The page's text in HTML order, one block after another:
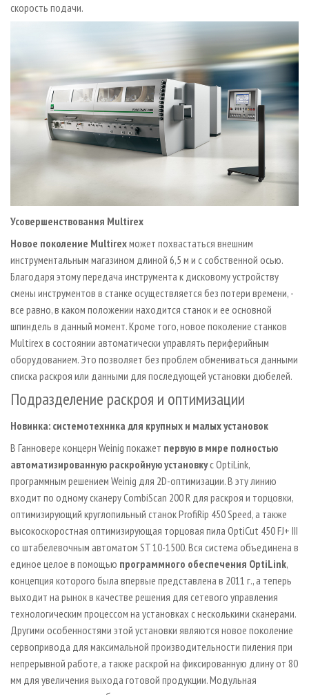
скорость подачи.
Усовершенствования Multirex
Новое поколение Multirexможет похвастаться внешним
инструментальным магазином длиной 6,5 м и с собственной осью.
Благодаря этому передача инструмента к дисковому устройству
смены инструментов в станке осуществляется без потери времени, -
все равно, в каком положении находится станок и ее основной
шпиндель в данный момент. Кроме того, новое поколение станков
Multirex в состоянии автоматически управлять периферийным
оборудованием. Это позволяет без проблем обмениваться данными
списка раскроя или данными для последующей установки дюбелей.
Подразделение раскроя и оптимизации
Новинка: системотехника для крупных и малых установок
В Ганновере концерн Weinig покажет первую в мире полностью
автоматизированную раскройную установкус OptiLink,
программным решением Weinig для 2D-оптимизации. В эту линию
входит по одному сканеру CombiScan 200 R для раскроя и торцовки,
оптимизирующий круглопильный станок ProfiRip 450 Speed, а также
высокоскоростная оптимизирующая торцовая пила OptiCut 450 FJ+ III
со штабелевочным автоматом ST 10-1500. Вся система объединена в
единое целое в помощью программного обеспечения OptiLink,
концепция которого была впервые представлена в 2011 г., а теперь
выходит на рынок в качестве решения для сетевого управления
технологическим процессом на установках с несколькими сканерами.
Другими особенностями этой установки являются новое поколение
сервопривода для максимальной производительности пиления при
непрерывной работе, а также раскрой на фиксированную длину от 80
мм для увеличения выхода готовой продукции. Модульная